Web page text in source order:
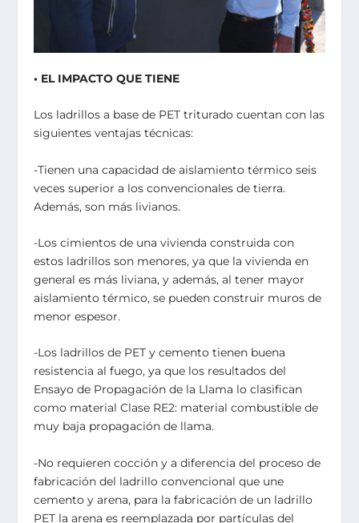
• EL IMPACTO QUE TIENE
Los ladrillos a base de PET triturado cuentan con las
siguientes ventajas técnicas:
-Tienen una capacidad de aislamiento térmico seis
veces superior a los convencionales de tierra.
Además, son más livianos.
-Los cimientos de una vivienda construida con
estos ladrillos son menores, ya que la vivienda en
general es más liviana, y además, al tener mayor
aislamiento térmico, se pueden construir muros de
menor espesor.
-Los ladrillos de PET y cemento tienen buena
resistencia al fuego, ya que los resultados del
Ensayo de Propagación de la Llama lo clasifican
como material Clase RE2: material combustible de
muy baja propagación de llama.
-No requieren cocción y a diferencia del proceso de
fabricación del ladrillo convencional que une
cemento y arena, para la fabricación de un ladrillo
PET la arena es reemplazada por partículas del